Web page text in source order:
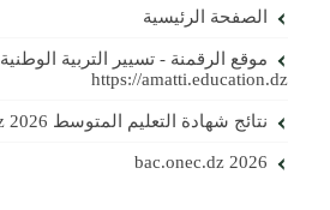
الصفحة الرئيسية
موقع الرقمنة - تسيير التربية الوطنية
https://amatti.education.dz
نتائج شهادة التعليم المتوسط 2026 bem.onec.dz
bac.onec.dz 2026